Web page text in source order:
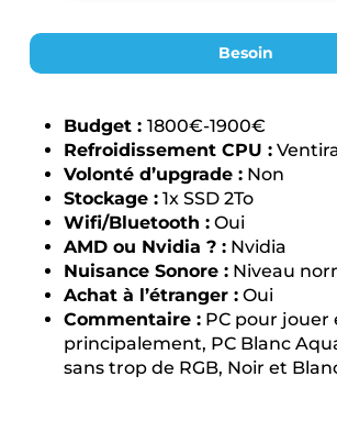
Besoin
Budget : 1800€-1900€
Refroidissement CPU :
Volonté d’upgrade : Non
Stockage : 1x SSD 2To
Wifi/Bluetooth : Oui
AMD ou Nvidia ? : Nvidia
Nuisance Sonore : Niveau
Achat à l’étranger : Oui
Commentaire : PC pour jouer
principalement, PC Blanc
sans trop de RGB, Noir et